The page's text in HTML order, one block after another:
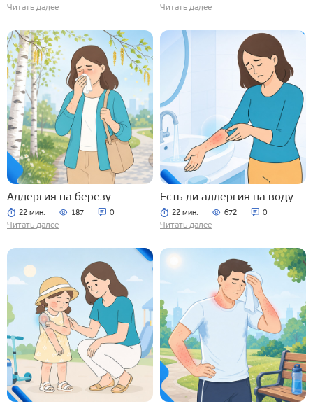
Читать далее Читать далее
Аллергия на березу
22 мин. 187 0
Читать далее
Есть ли аллергия на воду
22 мин. 672 0
Читать далее